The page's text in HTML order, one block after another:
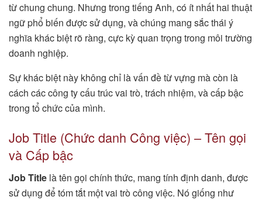
từ chung chung. Nhưng trong tiếng Anh, có ít nhất hai thuật
ngữ phổ biến được sử dụng, và chúng mang sắc thái ý
nghĩa khác biệt rõ ràng, cực kỳ quan trọng trong môi trường
doanh nghiệp.
Sự khác biệt này không chỉ là vấn đề từ vựng mà còn là
cách các công ty cấu trúc vai trò, trách nhiệm, và cấp bậc
trong tổ chức của mình.
Job Title (Chức danh Công việc) – Tên gọi
và Cấp bậc
Job Title là tên gọi chính thức, mang tính định danh, được
sử dụng để tóm tắt một vai trò công việc. Nó giống như